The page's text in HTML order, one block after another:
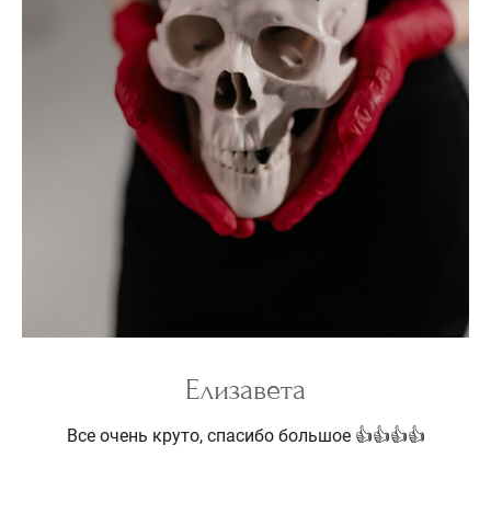
Елизавета
Все очень круто, спасибо большое 👍👍👍👍